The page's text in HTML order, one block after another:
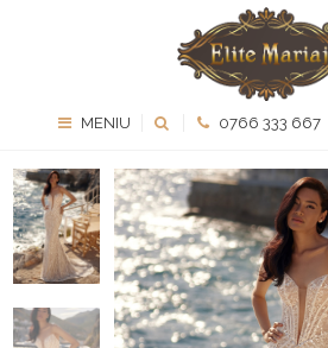
MENIU 0766 333 667